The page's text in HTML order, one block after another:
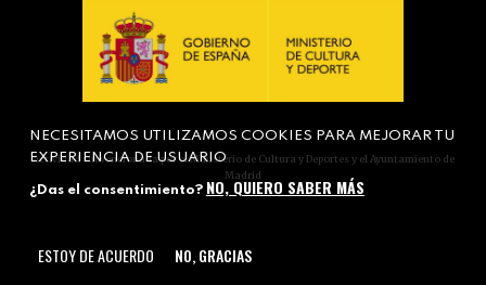
Actividad subvencionada por el Ministerio de Cultura y Deportes y el Ayuntamiento de
Madrid
NECESITAMOS UTILIZAMOS COOKIES PARA MEJORAR TU
EXPERIENCIA DE USUARIO
¿Das el consentimiento? NO, QUIERO SABER MÁS
ESTOY DE ACUERDO NO, GRACIAS